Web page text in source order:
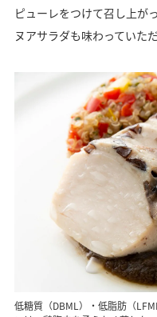
ピューレをつけて召し上が
ヌアサラダも味わっていた
低糖質（DBML）・低脂肪（